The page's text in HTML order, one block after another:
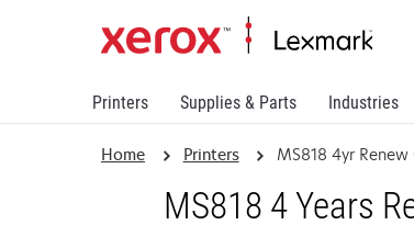
Printers Supplies & Parts Industries
Home Printers MS818 4yr Renew
MS818 4 Years